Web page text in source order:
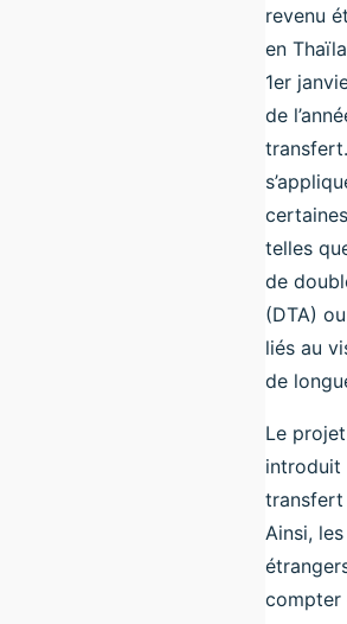
revenu
en
1er
de
telles
de
(DTA)
liés au
de
Le
introduit
transfert
Ainsi,
compter